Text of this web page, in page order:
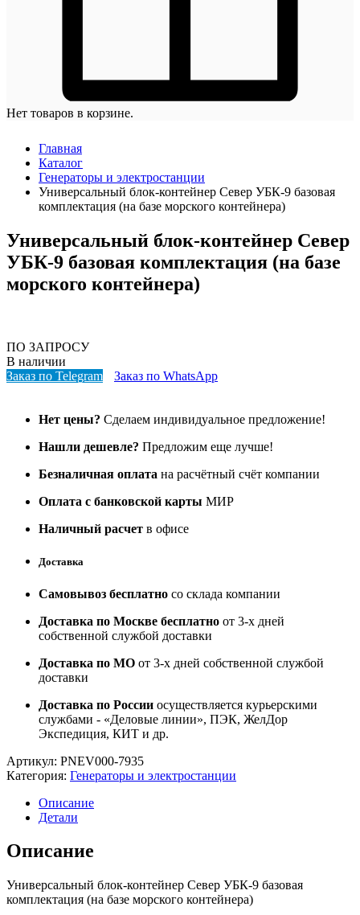
Нет товаров в корзине.
Главная
Каталог
Генераторы и электростанции
Универсальный блок-контейнер Север УБК-9 базовая
комплектация (на базе морского контейнера)
Универсальный блок-контейнер Север
УБК-9 базовая комплектация (на базе
морского контейнера)
ПО ЗАПРОСУ
В наличии
Заказ по Telegram
Заказ по WhatsApp
Нет цены? Сделаем индивидуальное предложение!
Нашли дешевле? Предложим еще лучше!
Безналичная оплата на расчётный счёт компании
Оплата с банковской карты МИР
Наличный расчет в офисе
Доставка
Самовывоз бесплатно со склада компании
Доставка по Москве бесплатно от 3-х дней
собственной службой доставки
Доставка по МО от 3-х дней собственной службой
доставки
Доставка по России осуществляется курьерскими
службами - «Деловые линии», ПЭК, ЖелДор
Экспедиция, КИТ и др.
Артикул: PNEV000-7935
Категория: Генераторы и электростанции
Описание
Детали
Описание
Универсальный блок-контейнер Север УБК-9 базовая
комплектация (на базе морского контейнера)